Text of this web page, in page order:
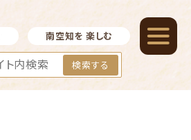
南空知を 楽しむ
検索する